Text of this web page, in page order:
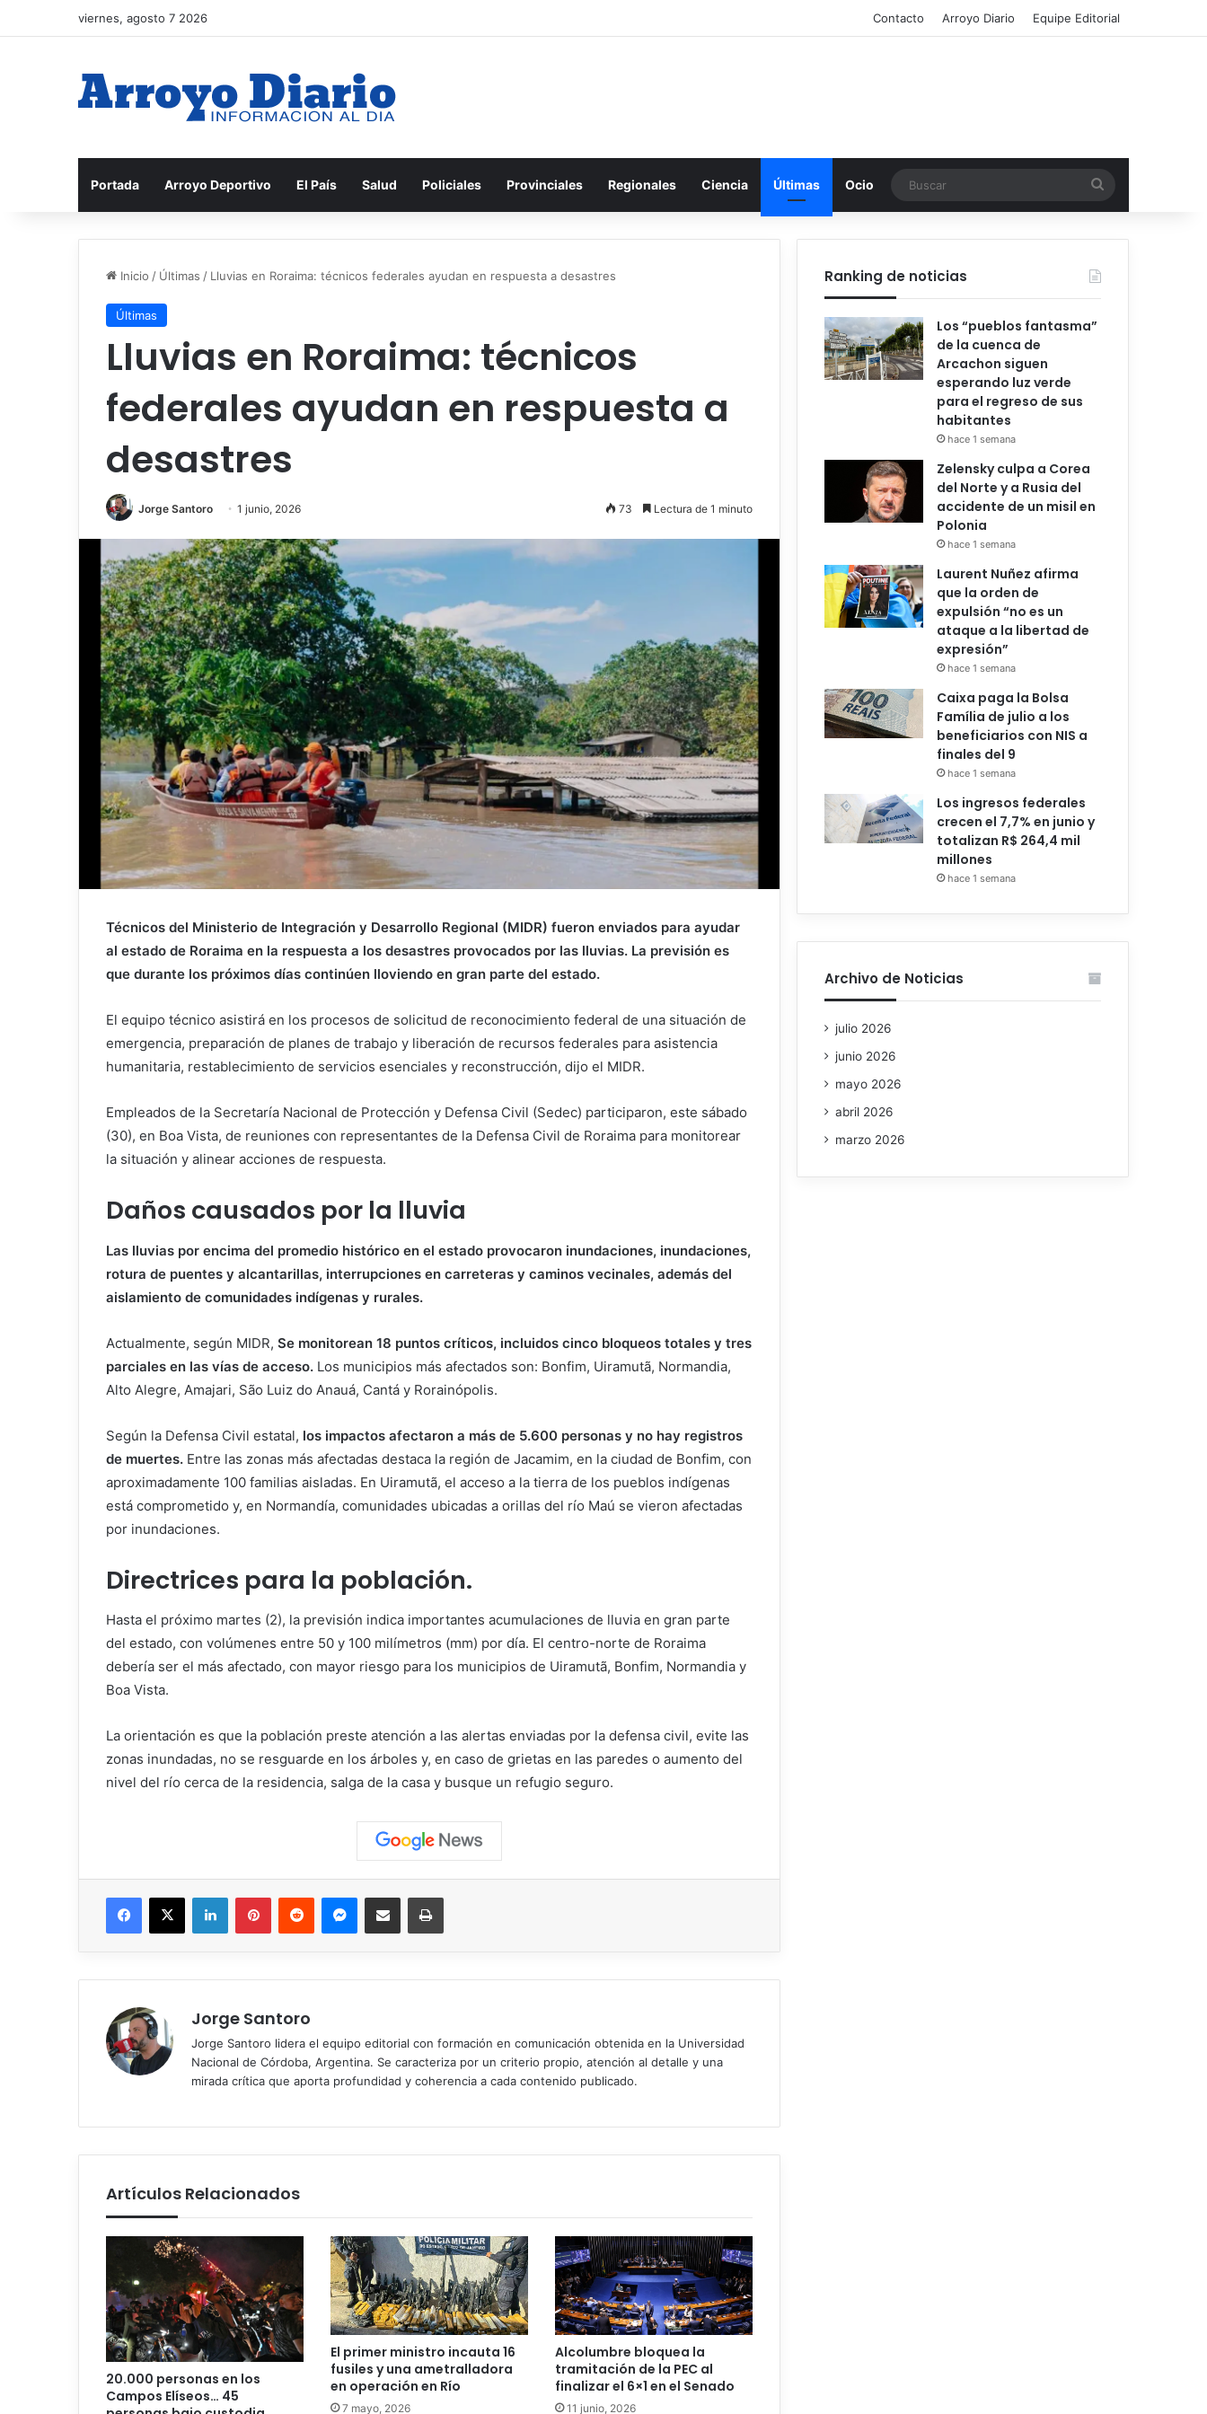
viernes, agosto 7 2026 Contacto Arroyo Diario Equipe Editorial
Portada Arroyo Deportivo El País Salud Policiales Provinciales Regionales Ciencia Últimas Ocio
Inicio / Últimas / Lluvias en Roraima: técnicos federales ayudan en respuesta a desastres
Últimas
Lluvias en Roraima: técnicos
federales ayudan en respuesta a
desastres
Jorge Santoro 1 junio, 2026 73 Lectura de 1 minuto
Técnicos del Ministerio de Integración y Desarrollo Regional (MIDR) fueron enviados para ayudar
al estado de Roraima en la respuesta a los desastres provocados por las lluvias. La previsión es
que durante los próximos días continúen lloviendo en gran parte del estado.
El equipo técnico asistirá en los procesos de solicitud de reconocimiento federal de una situación de
emergencia, preparación de planes de trabajo y liberación de recursos federales para asistencia
humanitaria, restablecimiento de servicios esenciales y reconstrucción, dijo el MIDR.
Empleados de la Secretaría Nacional de Protección y Defensa Civil (Sedec) participaron, este sábado
(30), en Boa Vista, de reuniones con representantes de la Defensa Civil de Roraima para monitorear
la situación y alinear acciones de respuesta.
Daños causados ​​por la lluvia
Las lluvias por encima del promedio histórico en el estado provocaron inundaciones, inundaciones,
rotura de puentes y alcantarillas, interrupciones en carreteras y caminos vecinales, además del
aislamiento de comunidades indígenas y rurales.
Actualmente, según MIDR, Se monitorean 18 puntos críticos, incluidos cinco bloqueos totales y tres
parciales en las vías de acceso. Los municipios más afectados son: Bonfim, Uiramutã, Normandia,
Alto Alegre, Amajari, São Luiz do Anauá, Cantá y Rorainópolis.
Según la Defensa Civil estatal, los impactos afectaron a más de 5.600 personas y no hay registros
de muertes. Entre las zonas más afectadas destaca la región de Jacamim, en la ciudad de Bonfim, con
aproximadamente 100 familias aisladas. En Uiramutã, el acceso a la tierra de los pueblos indígenas
está comprometido y, en Normandía, comunidades ubicadas a orillas del río Maú se vieron afectadas
por inundaciones.
Directrices para la población.
Hasta el próximo martes (2), la previsión indica importantes acumulaciones de lluvia en gran parte
del estado, con volúmenes entre 50 y 100 milímetros (mm) por día. El centro-norte de Roraima
debería ser el más afectado, con mayor riesgo para los municipios de Uiramutã, Bonfim, Normandia y
Boa Vista.
La orientación es que la población preste atención a las alertas enviadas por la defensa civil, evite las
zonas inundadas, no se resguarde en los árboles y, en caso de grietas en las paredes o aumento del
nivel del río cerca de la residencia, salga de la casa y busque un refugio seguro.
Facebook
X LinkedInPinterestReddit MessengerCompartir vía correo electrónicoImprimir
Jorge Santoro
Jorge Santoro lidera el equipo editorial con formación en comunicación obtenida en la Universidad
Nacional de Córdoba, Argentina. Se caracteriza por un criterio propio, atención al detalle y una
mirada crítica que aporta profundidad y coherencia a cada contenido publicado.
Artículos Relacionados
20.000 personas en los
Campos Elíseos… 45
El primer ministro incauta 16
fusiles y una ametralladora
en operación en Río
7 mayo, 2026
Alcolumbre bloquea la
tramitación de la PEC al
finalizar el 6×1 en el Senado
11 junio, 2026
Ranking de noticias
Los “pueblos fantasma”
de la cuenca de
Arcachon siguen
esperando luz verde
para el regreso de sus
habitantes
hace 1 semana
Zelensky culpa a Corea
del Norte y a Rusia del
accidente de un misil en
Polonia
hace 1 semana
Laurent Nuñez afirma
que la orden de
expulsión “no es un
ataque a la libertad de
expresión”
hace 1 semana
Caixa paga la Bolsa
Família de julio a los
beneficiarios con NIS a
finales del 9
hace 1 semana
Los ingresos federales
crecen el 7,7% en junio y
totalizan R$ 264,4 mil
millones
hace 1 semana
Archivo de Noticias
julio 2026
junio 2026
mayo 2026
abril 2026
marzo 2026